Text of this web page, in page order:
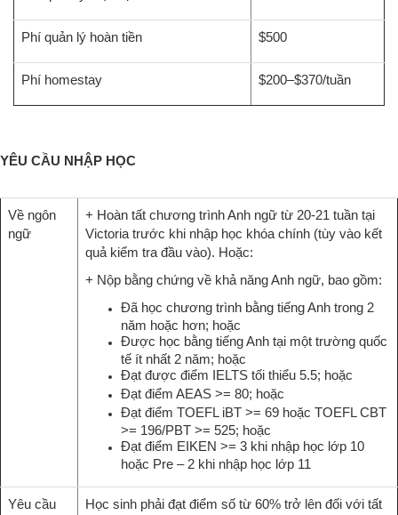
Phí quản lý hoàn tiền $500
Phí homestay $200–$370/tuần
YÊU CẦU NHẬP HỌC
Về ngôn
ngữ
+ Hoàn tất chương trình Anh ngữ từ 20-21 tuần tại
Victoria trước khi nhập học khóa chính (tùy vào kết
quả kiểm tra đầu vào). Hoặc:
+ Nộp bằng chứng về khả năng Anh ngữ, bao gồm:
Đã học chương trình bằng tiếng Anh trong 2
năm hoặc hơn; hoặc
Được học bằng tiếng Anh tại một trường quốc
tế ít nhất 2 năm; hoặc
Đạt được điểm IELTS tối thiểu 5.5; hoặc
Đạt điểm AEAS >= 80; hoặc
Đạt điểm TOEFL iBT >= 69 hoặc TOEFL CBT
>= 196/PBT >= 525; hoặc
Đạt điểm EIKEN >= 3 khi nhập học lớp 10
hoặc Pre – 2 khi nhập học lớp 11
Yêu cầu
Học sinh phải đạt điểm số từ 60% trở lên đối với tất